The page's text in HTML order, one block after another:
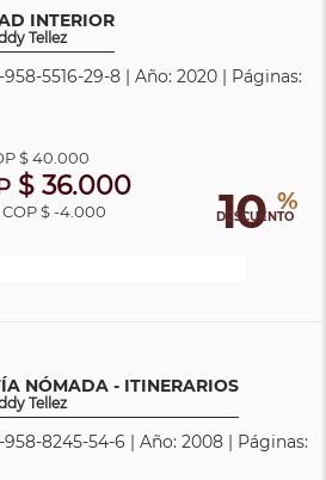
INTERIOR
Tellez
5516-29-8 | Año: 2020 | Páginas:
10 %
DESCUENTO
$ 40.000
$ 36.000
COP $ -4.000
NÓMADA - ITINERARIOS
Tellez
958-8245-54-6 | Año: 2008 | Páginas: